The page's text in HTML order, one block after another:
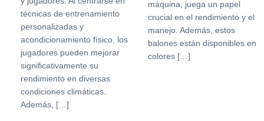
técnicas de entrenamiento
personalizadas y
acondicionamiento físico, los
jugadores pueden mejorar
significativamente su
rendimiento en diversas
condiciones climáticas.
Además, […]
máquina, juega un papel
crucial en el rendimiento y el
manejo. Además, estos
balones están disponibles en
colores […]